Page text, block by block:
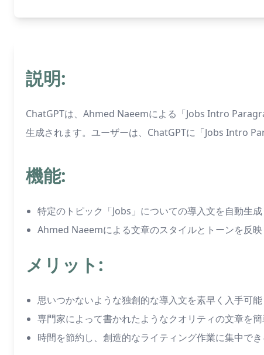
説明:
ChatGPTは、Ahmed Naeemによる「Jobs Intro
生成されます。ユーザーは、ChatGPTに「Jobs Intro
機能:
特定のトピック「Jobs」についての導入文を自動生成
Ahmed Naeemによる文章のスタイルとトーンを反映
メリット:
思いつかないような独創的な導入文を素早く入手可能
専門家によって書かれたようなクオリティの文章を
時間を節約し、創造的なライティング作業に集中でき